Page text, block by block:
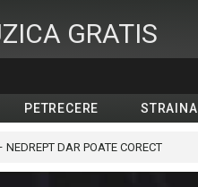
GRATIS
PETRECERE STRAINA
DAR POATE CORECT